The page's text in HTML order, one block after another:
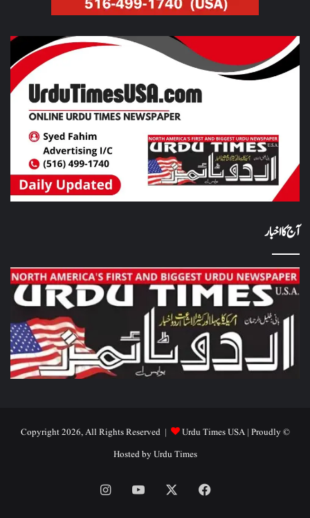
آج کا اخبار
© Copyright 2026, All Rights Reserved |
Urdu Times USA| Proudly
Hosted byUrdu Times
Facebook
YouTube